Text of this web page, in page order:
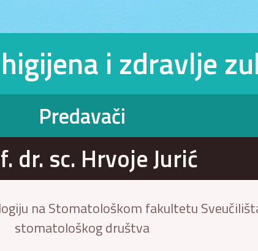
i zdravlje
Predavači
dr. sc. Hrvoje Jurić
na Stomatološkom fakultetu
stomatološkog društva